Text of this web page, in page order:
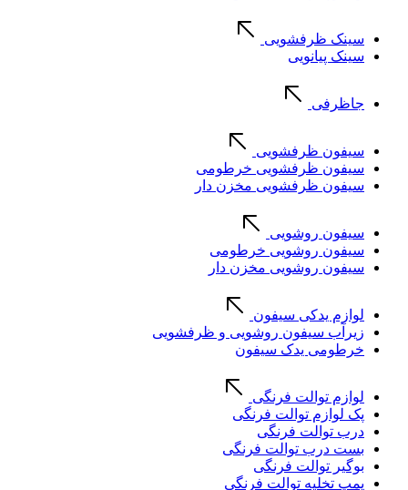
سینک ظرفشویی
سینک پیانویی
جاظرفی
سیفون ظرفشویی
سیفون ظرفشویی خرطومی
سیفون ظرفشویی مخزن دار
سیفون روشویی
سیفون روشویی خرطومی
سیفون روشویی مخزن دار
لوازم یدکی سیفون
زیرآب سیفون روشویی و ظرفشویی
خرطومی یدک سیفون
لوازم توالت فرنگی
پک لوازم توالت فرنگی
درب توالت فرنگی
بست درب توالت فرنگی
بوگیر توالت فرنگی
پمپ تخلیه توالت فرنگی